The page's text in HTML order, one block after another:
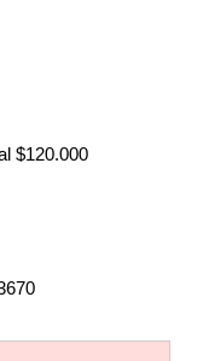
$120.000